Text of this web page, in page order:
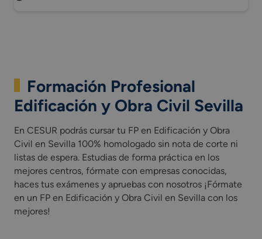
Formación Profesional
Edificación y Obra Civil Sevilla
En CESUR podrás cursar tu FP en Edificación y Obra
Civil en Sevilla 100% homologado sin nota de corte ni
listas de espera. Estudias de forma práctica en los
mejores centros, fórmate con empresas conocidas,
haces tus exámenes y apruebas con nosotros ¡Fórmate
en un FP en Edificación y Obra Civil en Sevilla con los
mejores!